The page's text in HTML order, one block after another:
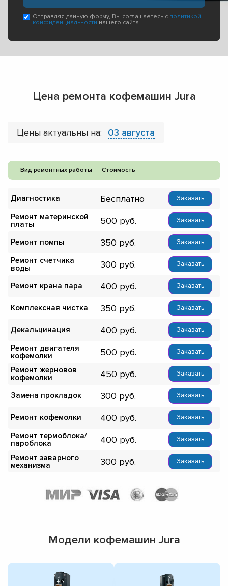
Отправляя данную форму, Вы соглашаетесь с политикой
конфиденциальности нашего сайта
Цена ремонта кофемашин Jura
Цены актуальны на: 03 августа
Вид ремонтных работы Стоимость
Диагностика Бесплатно Заказать
Ремонт материнской
платы
500 Заказать
Ремонт помпы 350 Заказать
Ремонт счетчика
воды
300 Заказать
Ремонт крана пара 400 Заказать
Комплексная чистка 350 Заказать
Декальцинация 400 Заказать
Ремонт двигателя
кофемолки
500 Заказать
Ремонт жерновов
кофемолки
450 Заказать
Замена прокладок 300 Заказать
Ремонт кофемолки 400 Заказать
Ремонт термоблока/
пароблока
400 Заказать
Ремонт заварного
механизма
300 Заказать
Модели кофемашин Jura